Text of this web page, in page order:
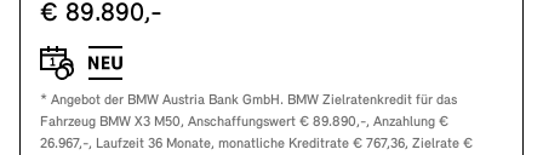
€ 89.890,-
* Angebot der BMW Austria Bank GmbH. BMW Zielratenkredit für das
Fahrzeug BMW X3 M50, Anschaffungswert € 89.890,-, Anzahlung €
26.967,-, Laufzeit 36 Monate, monatliche Kreditrate € 767,36, Zielrate €